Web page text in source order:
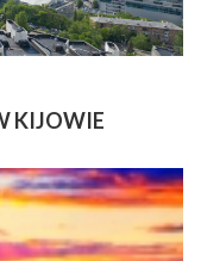
KIJOWIE